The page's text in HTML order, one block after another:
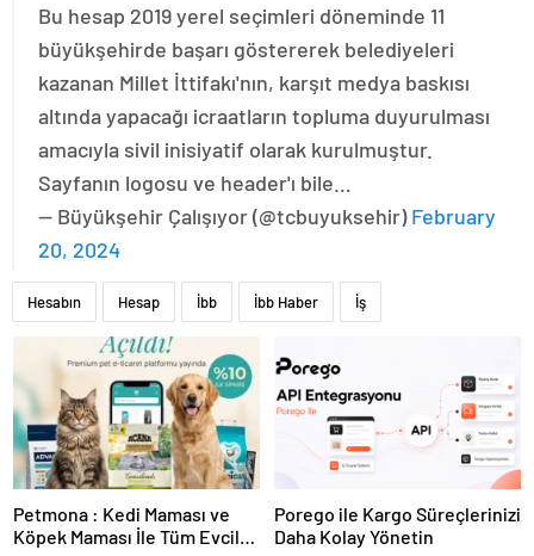
Bu hesap 2019 yerel seçimleri döneminde 11
büyükşehirde başarı göstererek belediyeleri
kazanan Millet İttifakı'nın, karşıt medya baskısı
altında yapacağı icraatların topluma duyurulması
amacıyla sivil inisiyatif olarak kurulmuştur.
Sayfanın logosu ve header'ı bile…
— Büyükşehir Çalışıyor (@tcbuyuksehir)February
20, 2024
Hesabın Hesap İbb İbb Haber İş
Petmona : Kedi Maması ve
Köpek Maması İle Tüm Evcil
Porego ile Kargo Süreçlerinizi
Daha Kolay Yönetin